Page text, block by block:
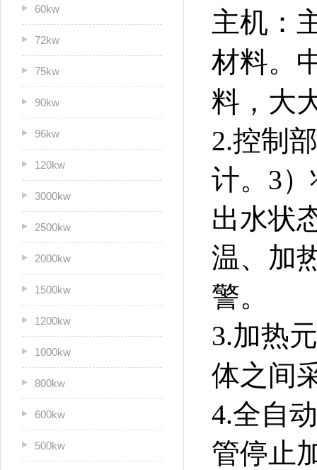
60kw
72kw
75kw
90kw
96kw
120kw
3000kw
2500kw
2000kw
1500kw
1200kw
1000kw
800kw
600kw
500kw
主机：
材料。
料，大
2.控制
计。3
出水状
温、加
警。
3.加热
体之间
4.全自
管停止